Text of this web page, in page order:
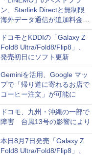
ン、Starlink Directと無制限
海外データ通信が追加料金な
しに
ドコモとKDDIの「Galaxy Z
Fold8 Ultra/Fold8/Flip8」、
発売初日にソフト更新
Geminiを活用、Google マッ
プで「帰り道に寄れるお店で
コーヒー注文」が可能に
ドコモ、九州・沖縄の一部で
障害 台風13号の影響により
本日8月7日発売「Galaxy Z
Fold8 Ultra/Fold8/Flip8」、